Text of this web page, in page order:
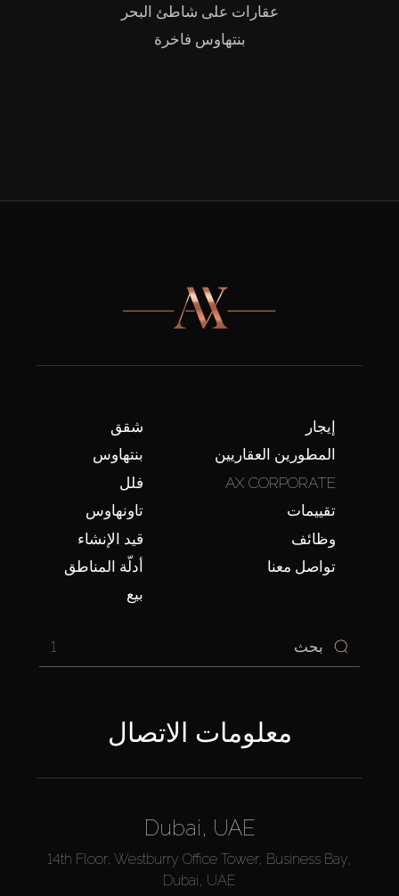
عقارات على شاطئ البحر
بنتهاوس فاخرة
شقق
بنتهاوس
فلل
تاونهاوس
قيد الإنشاء
أدلّة المناطق
بيع
إيجار
المطورين العقاريين
AX CORPORATE
تقييمات
وظائف
تواصل معنا
1
معلومات الاتصال
Dubai, UAE
14th Floor, Westburry Office Tower, Business Bay,
Dubai, UAE